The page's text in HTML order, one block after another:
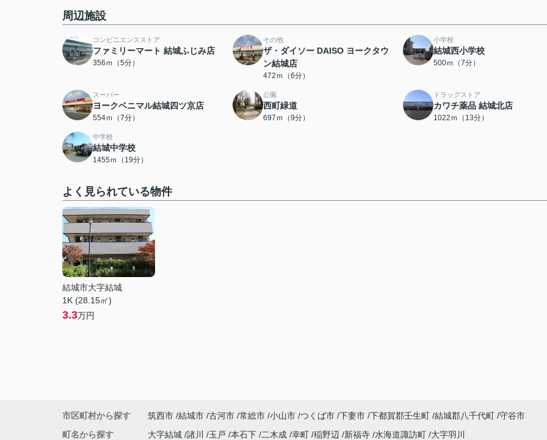
周辺施設
コンビニエンスストア
ファミリーマート 結城ふじみ店
356ｍ（5分）
その他
ザ・ダイソー DAISO ヨークタウ
ン結城店
472ｍ（6分）
小学校
結城西小学校
500ｍ（7分）
スーパー
ヨークベニマル結城四ツ京店
554ｍ（7分）
公園
西町緑道
697ｍ（9分）
ドラッグストア
カワチ薬品 結城北店
1022ｍ（13分）
中学校
結城中学校
1455ｍ（19分）
よく見られている物件
結城市大字結城
1K (28.15㎡)
3.3万円
市区町村から探す 筑西市 結城市 古河市 常総市 小山市 つくば市 下妻市 下都賀郡壬生町 結城郡八千代町 守谷市
町名から探す
大字結城 諸川 玉戸 本石下 二木成 幸町 稲野辺 新福寺 水海道諏訪町 大字羽川